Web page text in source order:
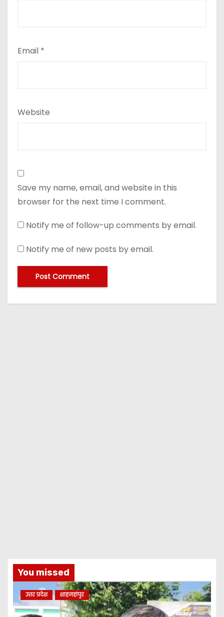
Email *
Website
Save my name, email, and website in this
browser for the next time I comment.
Notify me of follow-up comments by email.
Notify me of new posts by email.
You missed
उत्तर प्रदेश शाहजहांपुर